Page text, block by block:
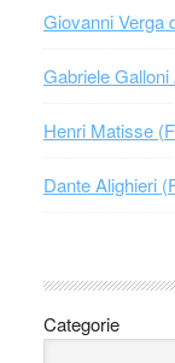
Giovanni Verga
Gabriele Galloni
Henri Matisse
Dante Alighieri
Categorie